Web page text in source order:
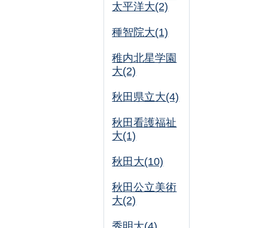
太平洋大(2)
種智院大(1)
稚内北星学園
大(2)
秋田県立大(4)
秋田看護福祉
大(1)
秋田大(10)
秋田公立美術
大(2)